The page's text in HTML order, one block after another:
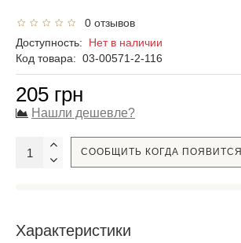
0 отзывов
Доступность: Нет в наличии
Код товара: 03-00571-2-116
205 грн
Нашли дешевле?
СООБЩИТЬ КОГДА ПОЯВИТСЯ
Характеристики